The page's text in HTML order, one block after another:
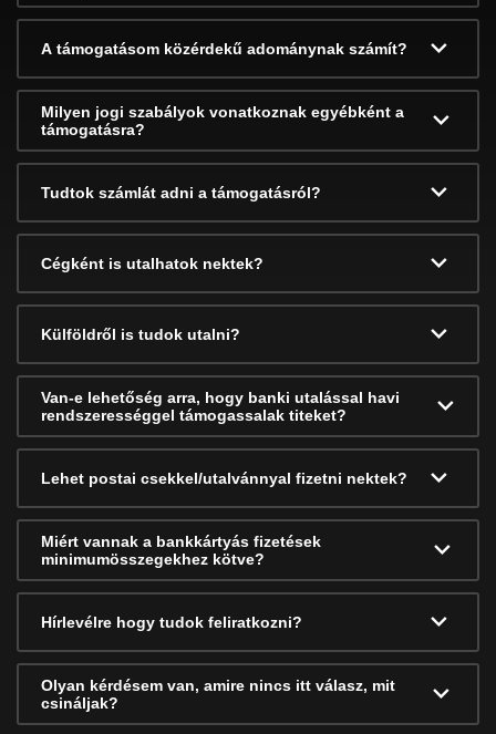
A támogatásom közérdekű adománynak számít?
Milyen jogi szabályok vonatkoznak egyébként a
támogatásra?
Tudtok számlát adni a támogatásról?
Cégként is utalhatok nektek?
Külföldről is tudok utalni?
Van-e lehetőség arra, hogy banki utalással havi
rendszerességgel támogassalak titeket?
Lehet postai csekkel/utalvánnyal fizetni nektek?
Miért vannak a bankkártyás fizetések
minimumösszegekhez kötve?
Hírlevélre hogy tudok feliratkozni?
Olyan kérdésem van, amire nincs itt válasz, mit
csináljak?